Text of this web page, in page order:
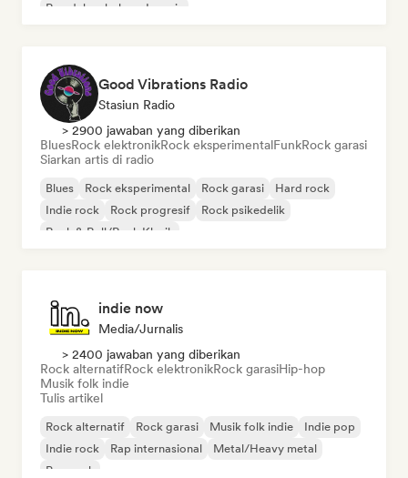
Rap dalam bahasa Inggris
Good Vibrations Radio
Stasiun Radio
> 2900 jawaban yang diberikan
BluesRock elektronikRock eksperimentalFunkRock garasi
Siarkan artis di radio
Blues Rock eksperimental Rock garasi
Hard rock
Indie rock
Rock progresif
Rock psikedelik
Rock & Roll/Rock Klasik
indie now
Media/Jurnalis
> 2400 jawaban yang diberikan
Rock alternatifRock elektronikRock garasiHip-hop
Musik folk indie
Tulis artikel
Rock alternatif Rock garasi Musik folk indie
Indie pop
Indie rock
Rap internasional
Metal/Heavy metal
Pop rock